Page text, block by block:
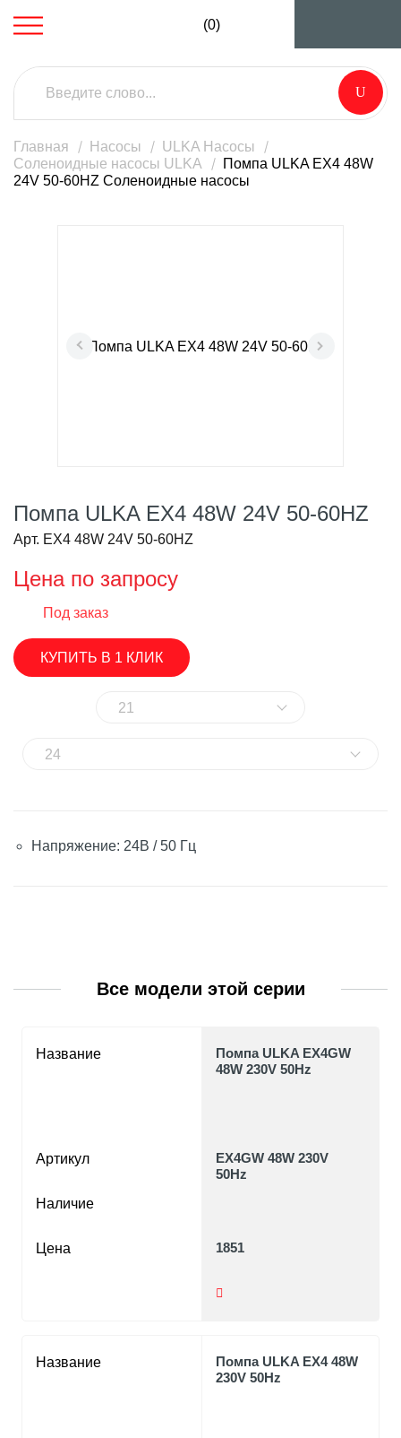
(0)
Главная Насосы
ULKA Насосы
Соленоидные насосы ULKA
Помпа ULKA EX4 48W
24V 50-60HZ Соленоидные насосы
Помпа ULKA EX4 48W 24V 50-60HZ
Арт. EX4 48W 24V 50-60HZ
Цена по запросу
Под заказ
КУПИТЬ В 1 КЛИК
21
24
Напряжение: 24В / 50 Гц
Все модели этой серии
Название
Артикул
Наличие
Цена
Помпа ULKA EX4GW
48W 230V 50Hz
EX4GW 48W 230V
50Hz
1851
Название
Помпа ULKA EX4 48W
230V 50Hz